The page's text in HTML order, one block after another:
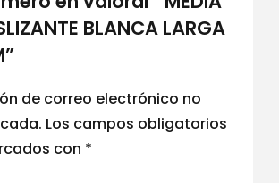
BLANCA LARGA
de correo electrónico no
Los campos obligatorios
con *